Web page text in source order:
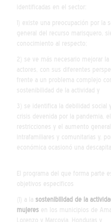
identificadas en el sector:
1) existe una preocupación por la
general del recurso marisquero,
conocimiento al respecto;
2) se ve más necesario mejorar
actores, con sus diferentes
frente a un problema complejo
sostenibilidad de la actividad y
3) se identifica la debilidad social
crisis devenida por la pandemia,
restricciones y el aumento
intrafamiliares y comunitarias y,
económica ocasionó una
El programa del que forma parte
objetivos especificos
(1) a la sostenibilidad de la
mujeresen los municipios de
Lorenzo y Marcovia, Honduras y